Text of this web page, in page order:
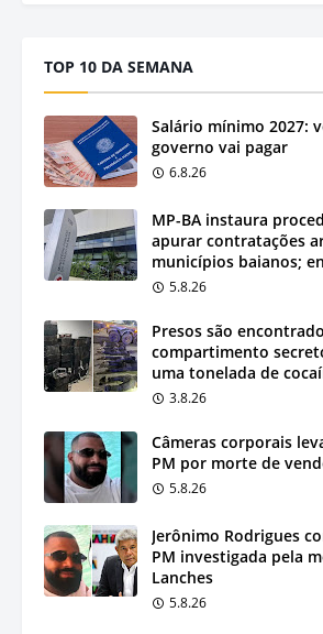
TOP 10 DA SEMANA
Salário mínimo 2027:
governo vai pagar
6.8.26
MP-BA instaura
apurar contratações
municípios baianos;
5.8.26
Presos são
compartimento
uma tonelada de
3.8.26
Câmeras corporais
PM por morte de
5.8.26
Jerônimo Rodrigues
PM investigada pela
Lanches
5.8.26